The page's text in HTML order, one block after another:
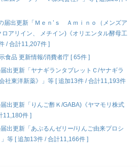
届出更新「Ｍｅｎ’ｓ Ａｍｉｎｏ（メンズア
ロアリイン、 メチイン)《オリエンタル酵母工
/ 合計11,207件 ]
食品 更新情報/消費者庁 [ 65件 ]
出更新「ヤナギランタブレットＣ/ヤナギラ
社東洋新薬》」等 [ 追加13件 / 合計11,193件
出更新「りんご酢Ｋ/GABA)《ヤマモリ株式
11,180件 ]
出更新「あぷるんゼリー/りんご由来プロシ
等 [ 追加13件 / 合計11,166件 ]